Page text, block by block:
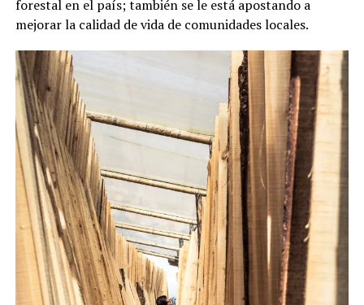
forestal en el país; también se le está apostando a
mejorar la calidad de vida de comunidades locales.